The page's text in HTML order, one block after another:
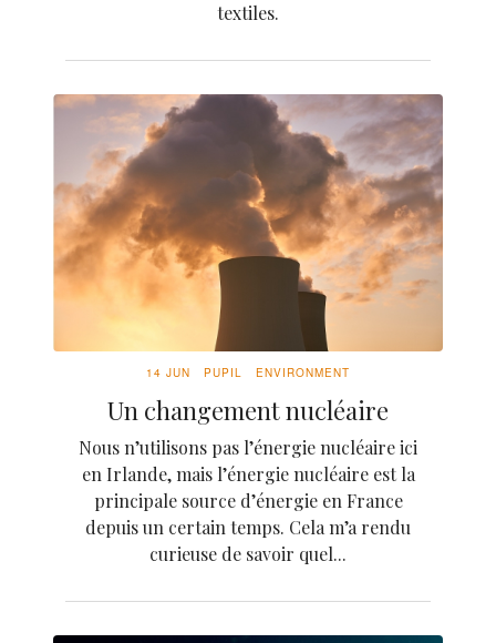
textiles.
14 JUN PUPIL ENVIRONMENT
Un changement nucléaire
Nous n’utilisons pas l’énergie nucléaire ici
en Irlande, mais l’énergie nucléaire est la
principale source d’énergie en France
depuis un certain temps. Cela m’a rendu
curieuse de savoir quel...